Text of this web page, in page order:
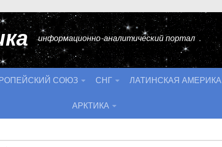
информационно-аналитический портал
СОЮЗ СНГ ЛАТИНСКАЯ АМЕРИКА
АРКТИКА